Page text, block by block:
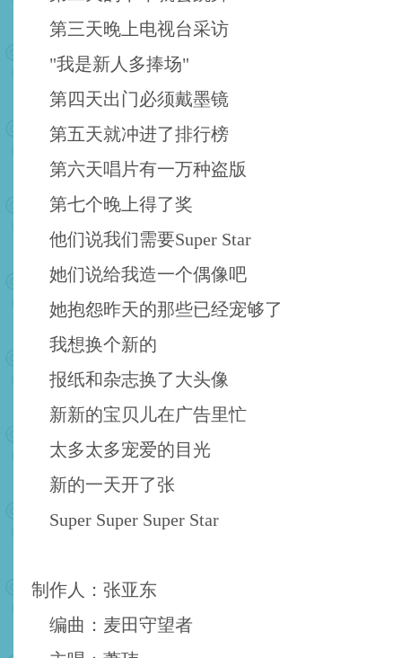
第三天晚上电视台采访
"我是新人多捧场"
第四天出门必须戴墨镜
第五天就冲进了排行榜
第六天唱片有一万种盗版
第七个晚上得了奖
他们说我们需要Super Star
她们说给我造一个偶像吧
她抱怨昨天的那些已经宠够了
我想换个新的
报纸和杂志换了大头像
新新的宝贝儿在广告里忙
太多太多宠爱的目光
新的一天开了张
Super Super Super Star
制作人：张亚东
编曲：麦田守望者